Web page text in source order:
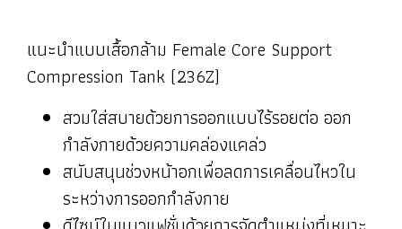
แนะนำแบบเสื้อกล้าม Female Core Support
Compression Tank (236Z)
สวมใส่สบายด้วยการออกแบบไร้รอยต่อ ออก
กำลังกายด้วยความคล่องแคล่ว
สนับสนุนช่วงหน้าอกเพื่อลดการเคลื่อนไหวใน
ระหว่างการออกกำลังกาย